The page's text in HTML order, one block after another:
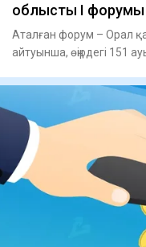
облыстық I форумы
Аталған форум – Орал
айтуынша, өңірдегі 151